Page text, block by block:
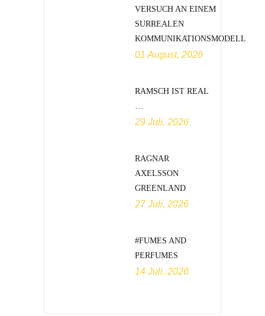
VERSUCH AN EINEM
SURREALEN
KOMMUNIKATIONSMODELL
01 August, 2026
RAMSCH IST REAL
29 Juli, 2026
RAGNAR
AXELSSON
GREENLAND
27 Juli, 2026
#FUMES AND
PERFUMES
14 Juli, 2026